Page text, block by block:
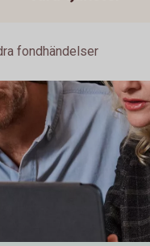
fondhändelser